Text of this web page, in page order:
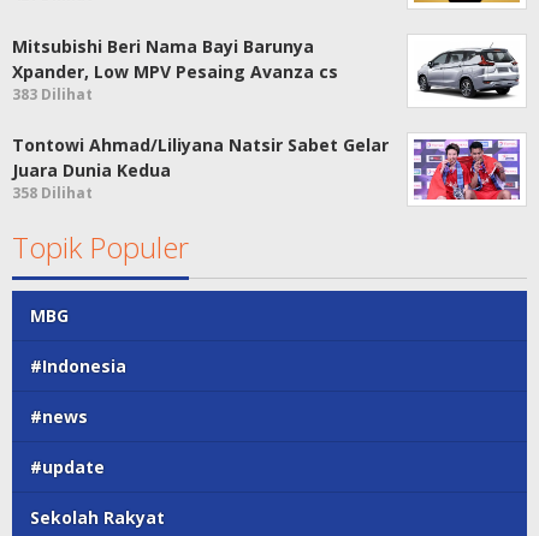
Mitsubishi Beri Nama Bayi Barunya
Xpander, Low MPV Pesaing Avanza cs
383 Dilihat
Tontowi Ahmad/Liliyana Natsir Sabet Gelar
Juara Dunia Kedua
358 Dilihat
Topik Populer
MBG
#Indonesia
#news
#update
Sekolah Rakyat